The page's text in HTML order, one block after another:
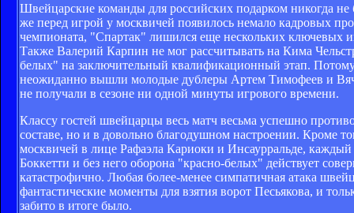
Швейцарские команды для российских подарком никогда
же перед игрой у москвичей появилось немало кадровых
чемпионата, "Спартак" лишился еще нескольких ключевых
Также Валерий Карпин не мог рассчитывать на Кима
белых" на заключительный квалификационный этап.
неожиданно вышли молодые дублеры Артем Тимофеев и
не получали в сезоне ни одной минуты игрового времени.
Классу гостей швейцарцы весь матч весьма успешно
составе, но и в довольно благодушном настроении. Кроме
москвичей в лице Рафаэла Кариоки и Инсаурральде,
Боккетти и без него оборона "красно-белых" действует
катастрофично. Любая более-менее симпатичная атака
фантастические моменты для взятия ворот Песьякова, и
забито в итоге было.